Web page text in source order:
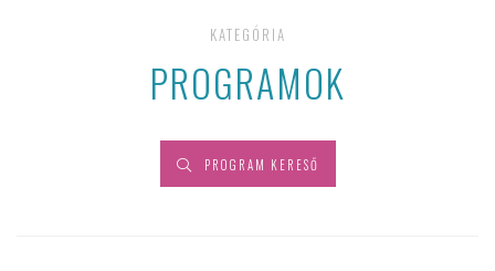
KATEGÓRIA
PROGRAMOK
PROGRAM KERESŐ